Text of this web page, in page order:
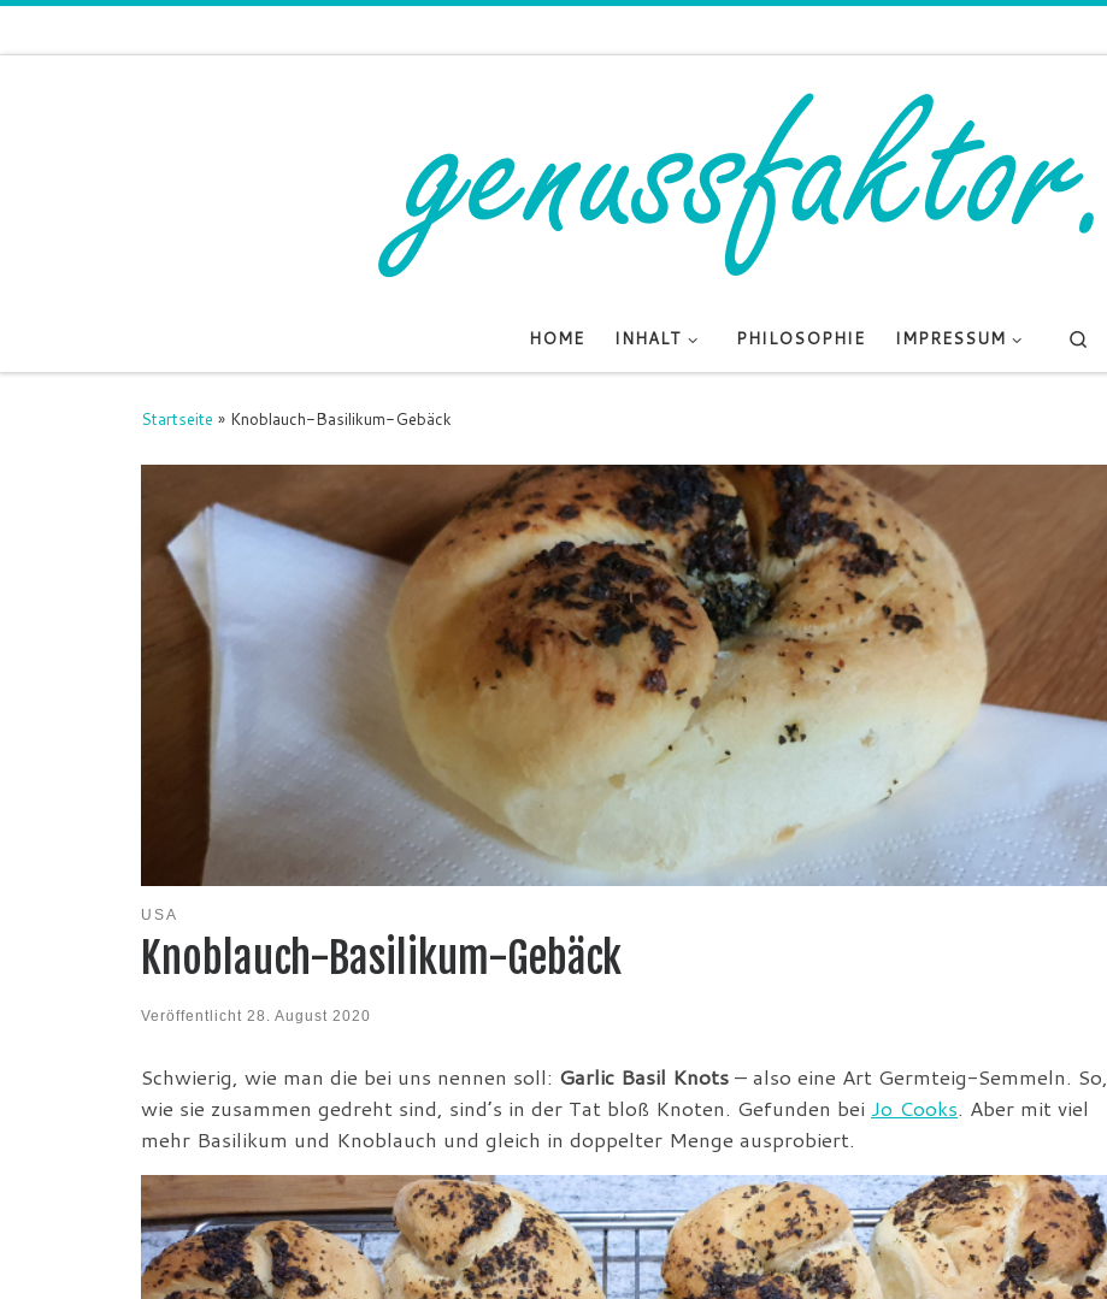
HOME INHALT PHILOSOPHIE IMPRESSUM
Startseite » Knoblauch-Basilikum-Gebäck
USA
Knoblauch-Basilikum-Gebäck
Veröffentlicht 28. August 2020
Schwierig, wie man die bei uns nennen soll: Garlic Basil Knots – also eine Art Germteig-Semmeln. So,
wie sie zusammen gedreht sind, sind’s in der Tat bloß Knoten. Gefunden bei Jo Cooks. Aber mit viel
mehr Basilikum und Knoblauch und gleich in doppelter Menge ausprobiert.